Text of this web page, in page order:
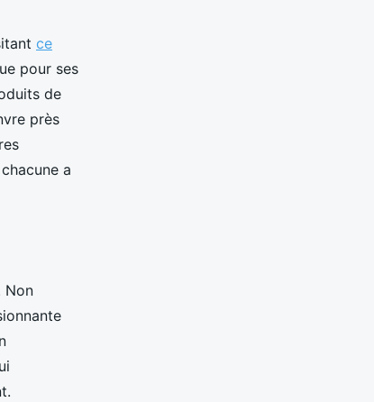
ce
pour ses
de
près
a
Non